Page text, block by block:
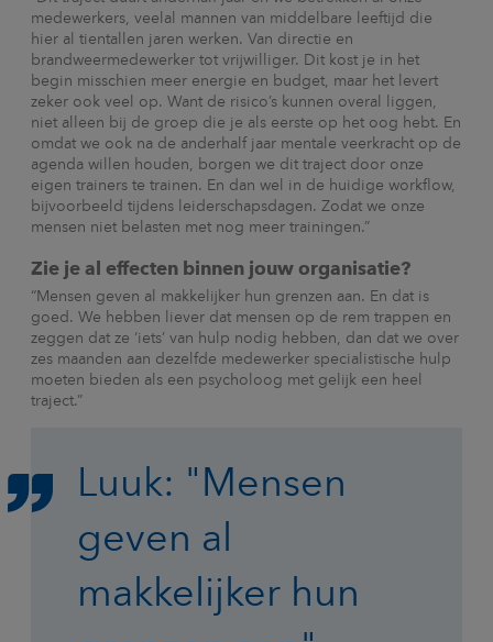
medewerkers, veelal mannen van middelbare leeftijd die
hier al tientallen jaren werken. Van directie en
brandweermedewerker tot vrijwilliger. Dit kost je in het
begin misschien meer energie en budget, maar het levert
zeker ook veel op. Want de risico’s kunnen overal liggen,
niet alleen bij de groep die je als eerste op het oog hebt. En
omdat we ook na de anderhalf jaar mentale veerkracht op de
agenda willen houden, borgen we dit traject door onze
eigen trainers te trainen. En dan wel in de huidige workflow,
bijvoorbeeld tijdens leiderschapsdagen. Zodat we onze
mensen niet belasten met nog meer trainingen.”
Zie je al effecten binnen jouw organisatie?
“Mensen geven al makkelijker hun grenzen aan. En dat is
goed. We hebben liever dat mensen op de rem trappen en
zeggen dat ze ‘iets’ van hulp nodig hebben, dan dat we over
zes maanden aan dezelfde medewerker specialistische hulp
moeten bieden als een psycholoog met gelijk een heel
traject.”
Luuk: "Mensen
geven al
makkelijker hun